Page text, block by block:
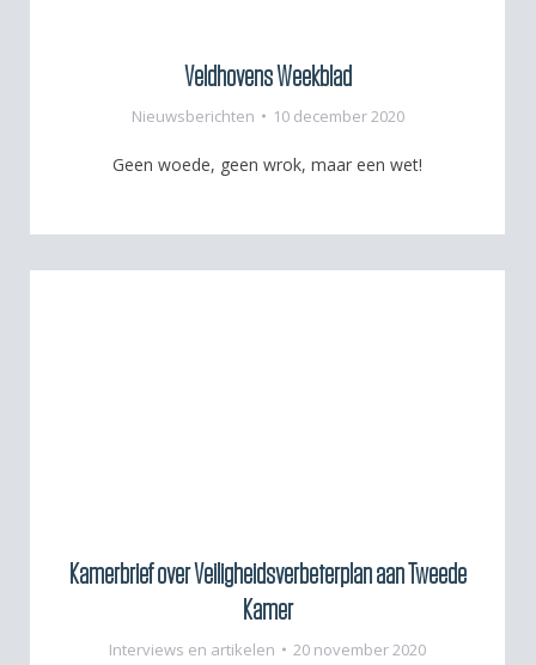
Veldhovens Weekblad
Nieuwsberichten 10 december 2020
Geen woede, geen wrok, maar een wet!
Kamerbrief over Veiligheidsverbeterplan aan Tweede
Kamer
Interviews en artikelen 20 november 2020